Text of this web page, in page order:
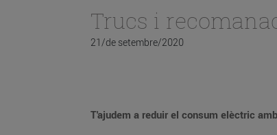
Trucs i
21/de setembre/2020
T'ajudem a reduir el consum elèctric